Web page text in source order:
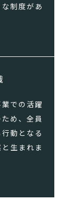
制度があ
での活躍
め、全員
動となる
生まれま